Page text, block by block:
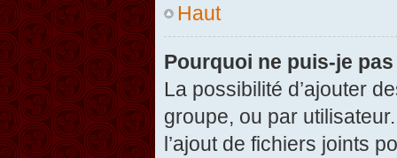
Haut
Pourquoi ne puis-je
La possibilité d’ajouter
groupe, ou par
l’ajout de fichiers joints